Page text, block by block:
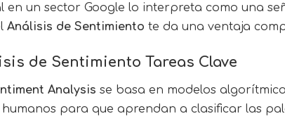
en un sector Google lo interpreta como una
Análisis de Sentimiento te da una ventaja
de Sentimiento Tareas Clave
Analysis se basa en modelos
para que aprendan a clasificar las